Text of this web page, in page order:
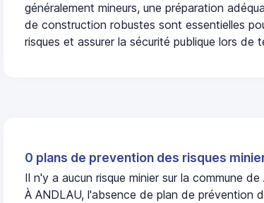
généralement mineurs, une préparation
de construction robustes sont essentielles
risques et assurer la sécurité publique lors de
0 plans de prevention des risques
Il n'y a aucun risque minier sur la commune de
À ANDLAU, l'absence de plan de prévention